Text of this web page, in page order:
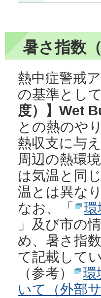
暑さ指数
熱中症警戒
の基準とし
度）】Wet
との熱のや
熱収支に与
周辺の熱環
は気温と同
温とは異なり
なお、「
環
」及び市の
め、暑さ指
て記載して
（参考）
環
いて（外部サ